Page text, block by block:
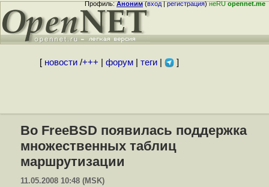
Профиль:Аноним(вход|регистрация)неRUopennet.me
[ новости/+++ форум| теги| ]
Во FreeBSD появилась поддержка
множественных таблиц
маршрутизации
11.05.2008 10:48 (MSK)